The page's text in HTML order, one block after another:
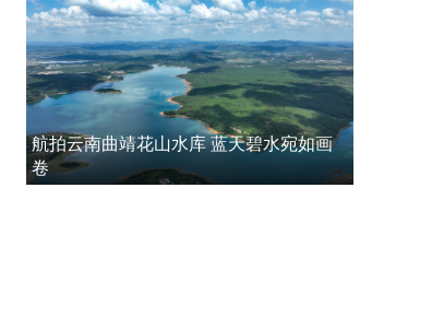
航拍云南曲靖花山水库 蓝天碧水宛如画
卷